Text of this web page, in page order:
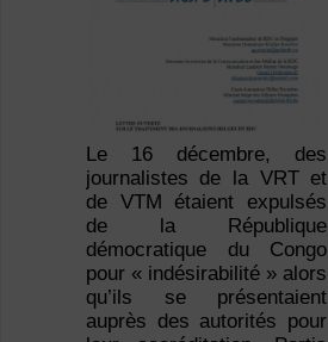
Le 16 décembre, des
journalistes de la VRT et
de VTM étaient expulsés
de la République
démocratique du Congo
pour « indésirabilité » alors
qu’ils se présentaient
auprès des autorités pour